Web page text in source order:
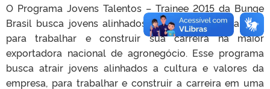
O Programa Jovens Talentos – Trainee 2015 da Bunge
Brasil busca jovens alinhados a sua cultura e valores,
para trabalhar e construir sua carreira na maior
exportadora nacional de agronegócio. Esse programa
busca atrair jovens alinhados a cultura e valores da
empresa, para trabalhar e construir a carreira em uma